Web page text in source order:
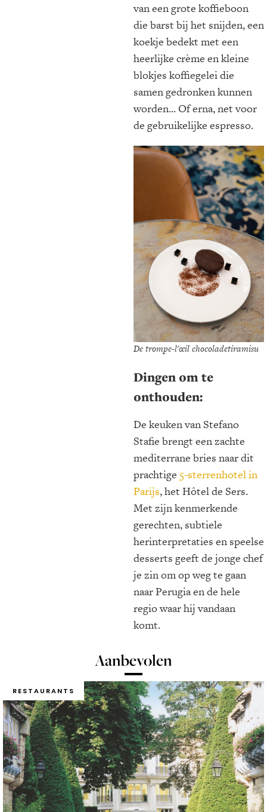
van een grote koffieboon
die barst bij het snijden, een
koekje bedekt met een
heerlijke crème en kleine
blokjes koffiegelei die
samen gedronken kunnen
worden... Of erna, net voor
de gebruikelijke espresso.
De trompe-l'œil chocoladetiramisu
Dingen om te
onthouden:
De keuken van Stefano
Stafie brengt een zachte
mediterrane bries naar dit
prachtige 5-sterrenhotel in
Parijs, het Hôtel de Sers.
Met zijn kenmerkende
gerechten, subtiele
herinterpretaties en speelse
desserts geeft de jonge chef
je zin om op weg te gaan
naar Perugia en de hele
regio waar hij vandaan
komt.
Aanbevolen
RESTAURANTS